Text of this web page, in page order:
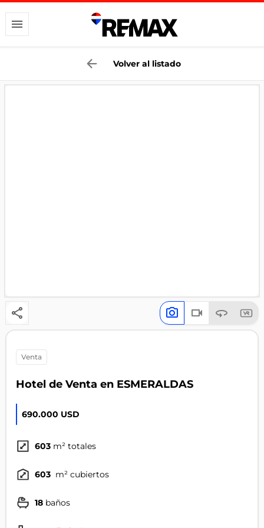
Volver al listado
venta
Hotel de Venta en ESMERALDAS
690.000 USD
603 m² totales
603 m² cubiertos
18 baños